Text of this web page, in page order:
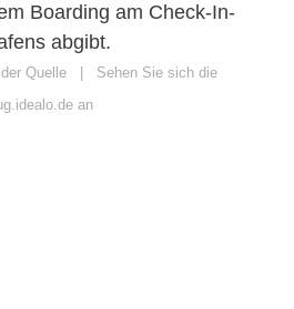
Boarding am Check-In-
abgibt.
Quelle
Sehen Sie sich die
an